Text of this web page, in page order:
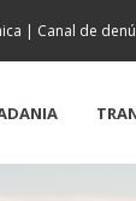
| Canal de